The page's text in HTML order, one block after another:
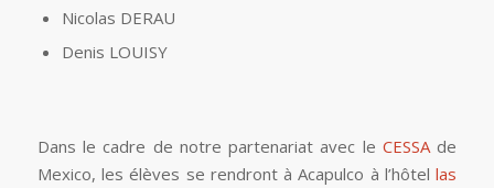
Nicolas DERAU
Denis LOUISY
Dans le cadre de notre partenariat avec leCESSA de
Mexico, les élèves se rendront à Acapulco à l’hôtellas